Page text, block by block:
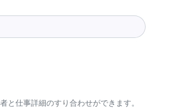
と仕事詳細のすり合わせができます。